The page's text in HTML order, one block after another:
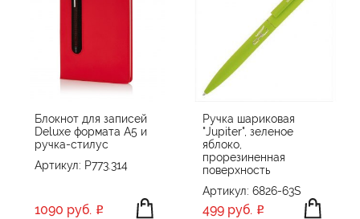
Блокнот для записей
Deluxe формата A5 и
ручка-стилус
Артикул: P773.314
1090 руб.
Ручка шариковая
"Jupiter", зеленое
яблоко,
прорезиненная
поверхность
Артикул: 6826-63S
499 руб.